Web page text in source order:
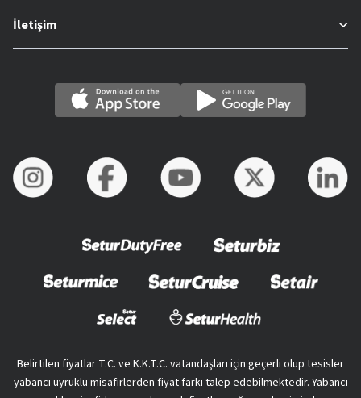
İletişim
Belirtilen fiyatlar T.C. ve K.K.T.C. vatandaşları için geçerli olup tesisler
yabancı uyruklu misafirlerden fiyat farkı talep edebilmektedir. Yabancı